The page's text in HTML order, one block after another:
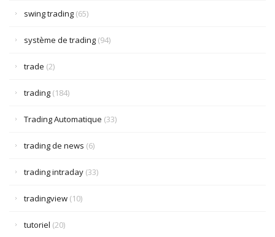
swing trading (65)
système de trading (94)
trade (2)
trading (184)
Trading Automatique (33)
trading de news (6)
trading intraday (33)
tradingview (10)
tutoriel (20)